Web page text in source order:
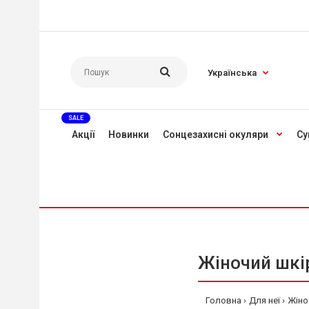
Українська
Акції
SALE
Новинки Сонцезахисні окуляри
Жіночий
Головна Для неї